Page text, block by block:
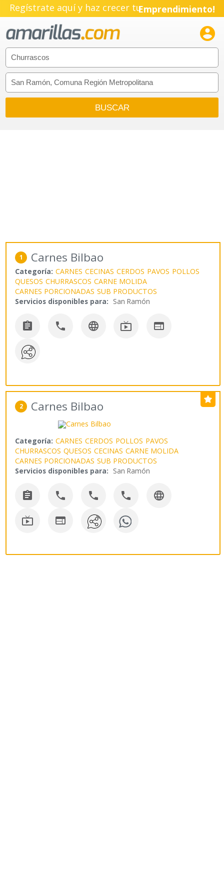
Regístrate aquí y haz crecer tuEmprendimiento!

1 Carnes Bilbao
Categoría: CARNES CECINAS CERDOS PAVOS POLLOS
QUESOS CHURRASCOS CARNE MOLIDA
CARNES PORCIONADAS SUB PRODUCTOS
Servicios disponibles para: San Ramón
    
2 Carnes Bilbao
Categoría: CARNES CERDOS POLLOS PAVOS
CHURRASCOS QUESOS CECINAS CARNE MOLIDA
CARNES PORCIONADAS SUB PRODUCTOS
Servicios disponibles para: San Ramón
    
 